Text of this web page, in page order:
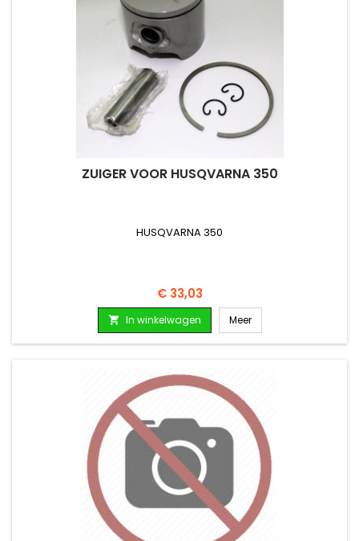
ZUIGER VOOR HUSQVARNA 350
HUSQVARNA 350
Prijs
€ 33,03
 In winkelwagen Meer